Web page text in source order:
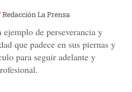
Redacción La Prensa
de perseverancia y
que padece en sus piernas y
para seguir adelante y